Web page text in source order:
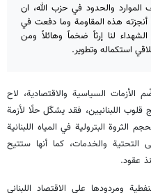
والحدود في حزب الله، ان
هذه المقاومة وما دفعت في
لنا إرثاً ضخماً وهائلاً ومن
استكماله وتطوير.
الأزمات السياسية والاقتصادية، لاح
اللبنانيين، فقد يشكّل حلًا لأزمة
الثروة البترولية في المياه اللبنانية
والخدمات، كما أنها ستتيح
عقود.
ومردودها على الاقتصاد اللبناني